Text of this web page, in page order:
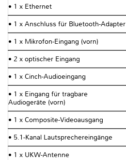
• 1 x Ethernet
• 1 x Anschluss für Bluetooth-Adapter
• 1 x Mikrofon-Eingang (vorn)
• 2 x optischer Eingang
• 1 x Cinch-Audioeingang
• 1 x Eingang für tragbare
Audiogeräte (vorn)
• 1 x Composite-Videoausgang
• 5.1-Kanal Lautsprechereingänge
• 1 x UKW-Antenne